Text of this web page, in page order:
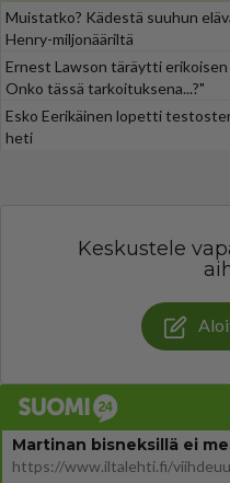
Muistatko? Kädestä suuhun
Henry-miljonääriltä
Ernest Lawson täräytti
Onko tässä tarkoituksena...?"
Esko Eerikäinen lopetti
heti
Keskustele
Martinan bisneksillä ei